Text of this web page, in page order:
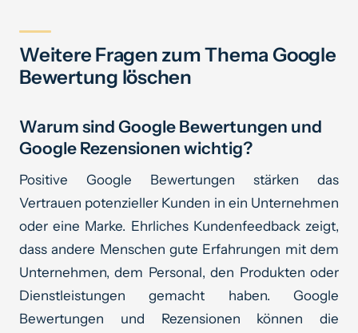
Weitere Fragen zum Thema Google
Bewertung löschen
Warum sind Google Bewertungen und
Google Rezensionen wichtig?
Positive Google Bewertungen stärken das
Vertrauen potenzieller Kunden in ein Unternehmen
oder eine Marke. Ehrliches Kundenfeedback zeigt,
dass andere Menschen gute Erfahrungen mit dem
Unternehmen, dem Personal, den Produkten oder
Dienstleistungen gemacht haben. Google
Bewertungen und Rezensionen können die